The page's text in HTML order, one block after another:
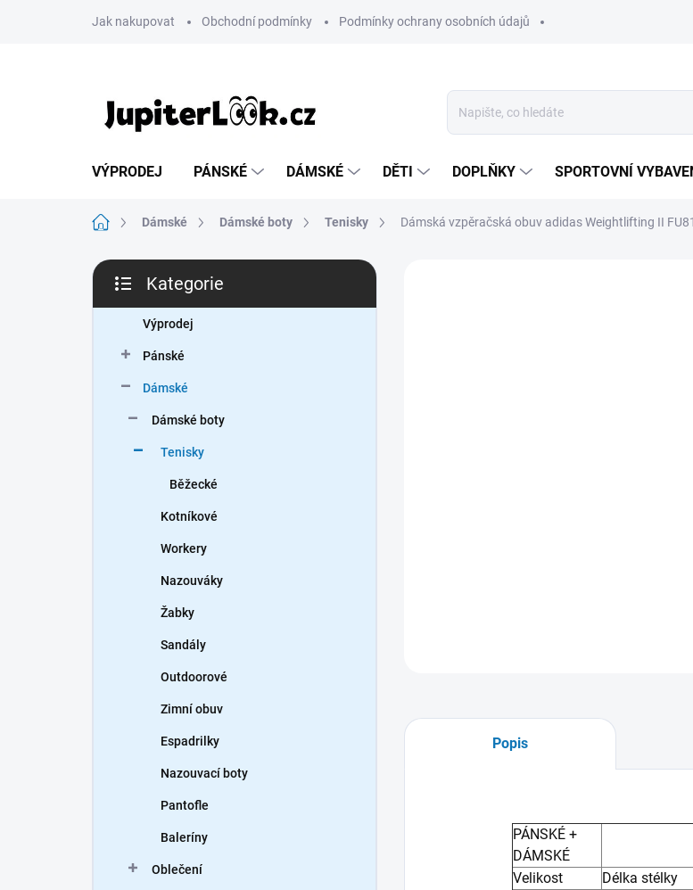
Jak nakupovat Obchodní podmínky Podmínky ochrany osobních údajů
VÝPRODEJ PÁNSKÉ DÁMSKÉ DĚTI DOPLŇKY SPORTOVNÍ
Domů Dámské Dámské boty Tenisky Dámská vzpěračská obuv adidas Weightlifting II
P
s
kategorie
Kategorie
Výprodej
Pánské
Dámské
Dámské boty
Tenisky
Běžecké
Kotníkové
Workery
Nazouváky
Žabky
Sandály
Outdoorové
Zimní obuv
Espadrilky
Nazouvací boty
Pantofle
Baleríny
Oblečení
Popis
PÁNSKÉ +
DÁMSKÉ
Velikost
Délka stélky